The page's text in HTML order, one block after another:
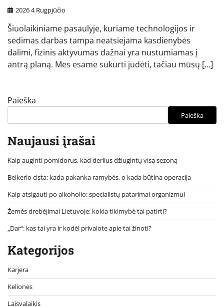
2026 4 Rugpjūčio
Šiuolaikiniame pasaulyje, kuriame technologijos ir
sėdimas darbas tampa neatsiejama kasdienybės
dalimi, fizinis aktyvumas dažnai yra nustumiamas į
antrą planą. Mes esame sukurti judėti, tačiau mūsų […]
Paieška
Paieška
Naujausi įrašai
Kaip auginti pomidorus, kad derlius džiugintų visą sezoną
Beikerio cista: kada pakanka ramybės, o kada būtina operacija
Kaip atsigauti po alkoholio: specialistų patarimai organizmui
Žemės drebėjimai Lietuvoje: kokia tikimybė tai patirti?
„Dar“: kas tai yra ir kodėl privalote apie tai žinoti?
Kategorijos
Karjera
Kelionės
Laisvalaikis